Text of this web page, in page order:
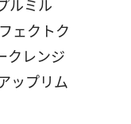
ルミル
ェクトク
クレンジ
ップリム